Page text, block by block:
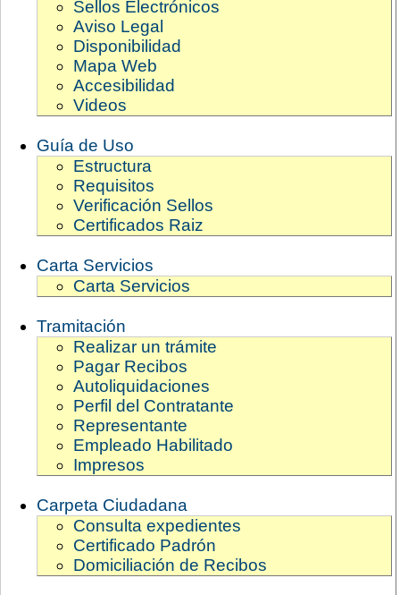
Sellos Electrónicos
Aviso Legal
Disponibilidad
Mapa Web
Accesibilidad
Videos
Guía de Uso
Estructura
Requisitos
Verificación Sellos
Certificados Raiz
Carta Servicios
Carta Servicios
Tramitación
Realizar un trámite
Pagar Recibos
Autoliquidaciones
Perfil del Contratante
Representante
Empleado Habilitado
Impresos
Carpeta Ciudadana
Consulta expedientes
Certificado Padrón
Domiciliación de Recibos